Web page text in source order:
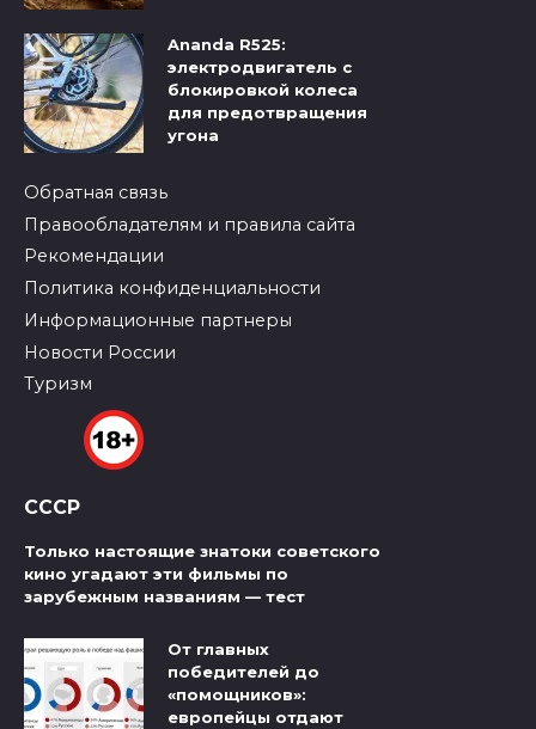
Ananda R525:
электродвигатель с
блокировкой колеса
для предотвращения
угона
Обратная связь
Правообладателям и правила сайта
Рекомендации
Политика конфиденциальности
Информационные партнеры
Новости России
Туризм
СССР
Только настоящие знатоки советского
кино угадают эти фильмы по
зарубежным названиям — тест
От главных
победителей до
«помощников»:
европейцы отдают